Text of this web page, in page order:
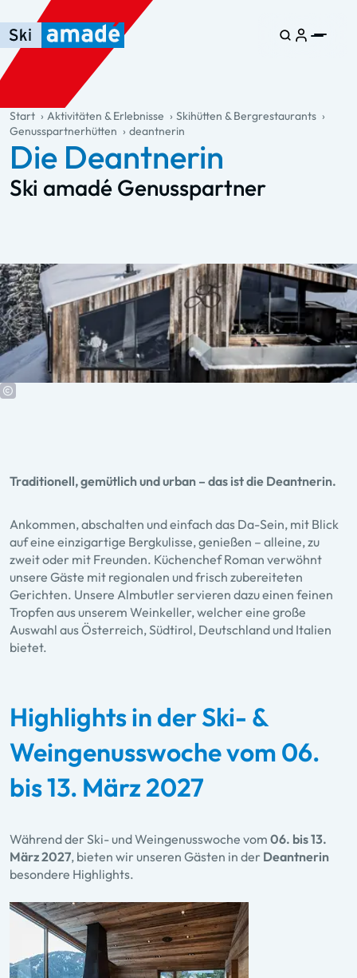
Zum Haupt-Inhalt springen
Springe zur Tabelle
Zur Haupt-Navigation springen
general.table-of-content
Start Aktivitäten & Erlebnisse
Skihütten & Bergrestaurants
Genusspartnerhütten
deantnerin
Die Deantnerin
Ski amadé Genusspartner
Traditionell, gemütlich und urban – das ist die Deantnerin.
Ankommen, abschalten und einfach das Da-Sein, mit Blick
auf eine einzigartige Bergkulisse, genießen – alleine, zu
zweit oder mit Freunden. Küchenchef Roman verwöhnt
unsere Gäste mit regionalen und frisch zubereiteten
Gerichten. Unsere Almbutler servieren dazu einen feinen
Tropfen aus unserem Weinkeller, welcher eine große
Auswahl aus Österreich, Südtirol, Deutschland und Italien
bietet.
Highlights in der Ski- &
Weingenusswoche vom 06.
bis 13. März 2027
Während der Ski- und Weingenusswoche vom 06. bis 13.
März 2027, bieten wir unseren Gästen in der Deantnerin
besondere Highlights.